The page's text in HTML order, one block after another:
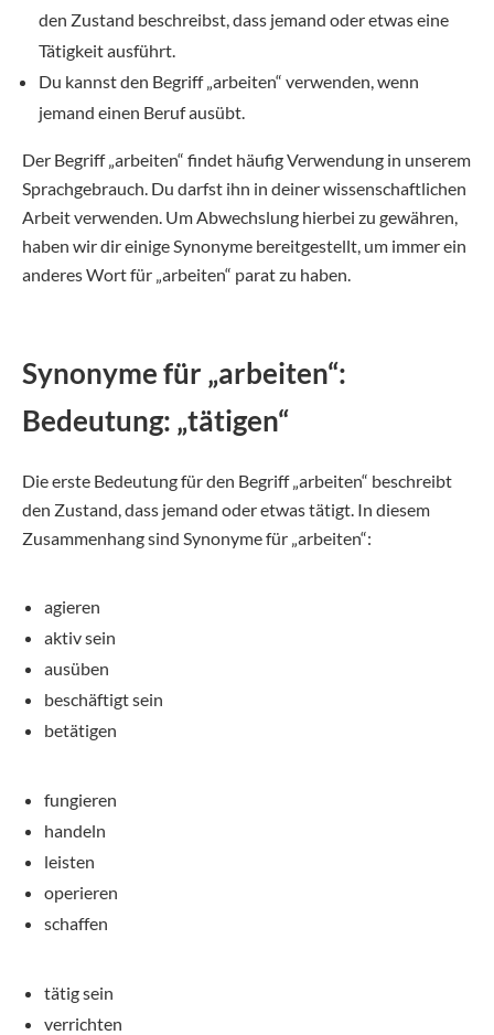
den Zustand beschreibst, dass jemand oder etwas eine
Tätigkeit ausführt.
Du kannst den Begriff „arbeiten“ verwenden, wenn
jemand einen Beruf ausübt.
Der Begriff „arbeiten“ findet häufig Verwendung in unserem
Sprachgebrauch. Du darfst ihn in deiner wissenschaftlichen
Arbeit verwenden. Um Abwechslung hierbei zu gewähren,
haben wir dir einige Synonyme bereitgestellt, um immer ein
anderes Wort für „arbeiten“ parat zu haben.
Synonyme für „arbeiten“:
Bedeutung: „tätigen“
Die erste Bedeutung für den Begriff „arbeiten“ beschreibt
den Zustand, dass jemand oder etwas tätigt. In diesem
Zusammenhang sind Synonyme für „arbeiten“:
agieren
aktiv sein
ausüben
beschäftigt sein
betätigen
fungieren
handeln
leisten
operieren
schaffen
tätig sein
verrichten